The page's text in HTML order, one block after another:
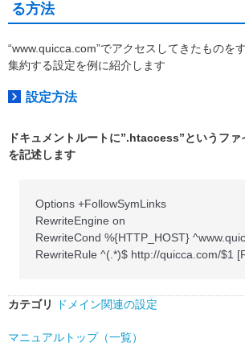
る方法
“www.quicca.com”でアクセスしてきたものを
集約する設定を例に紹介します
設定方法
ドキュメントルートに”.htaccess”というフ
を記述します
Options +FollowSymLinks
RewriteEngine on
RewriteCond %{HTTP_HOST}
RewriteRule ^(.*)$ http://quicca.com/$1
カテゴリ ドメイン関連の設定
マニュアルトップ（一覧）